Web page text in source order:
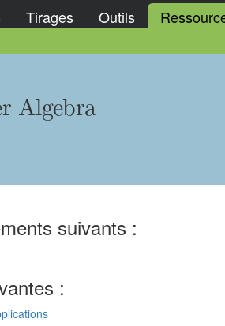
Tirages Outils
Algebra
suivants :
: